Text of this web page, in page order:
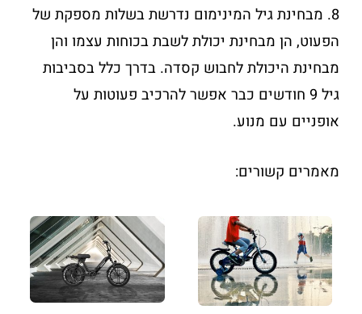
8. מבחינת גיל המינימום נדרשת בשלות מספקת של
הפעוט, הן מבחינת יכולת לשבת בכוחות עצמו והן
מבחינת היכולת לחבוש קסדה. בדרך כלל בסביבות
גיל 9 חודשים כבר אפשר להרכיב פעוטות על
אופניים עם מנוע.
מאמרים קשורים: